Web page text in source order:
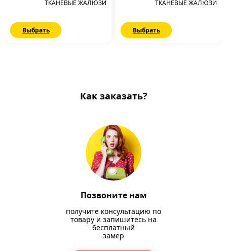
ТКАНЕВЫЕ ЖАЛЮЗИ
Выбрать
ТКАНЕВЫЕ ЖАЛЮЗИ
Выбрать
Как заказать?
Позвоните нам
получите консультацию по
товару и запишитесь на
бесплатный
замер